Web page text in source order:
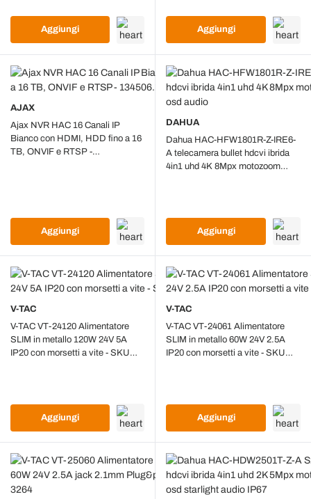
Aggiungi Aggiungi
AJAX
Ajax NVR HAC 16 Canali IP
Bianco con HDMI, HDD fino a 16
TB, ONVIF e RTSP -
Aggiungi
DAHUA
Dahua HAC-HFW1801R-Z-IRE6-
A telecamera bullet hdcvi ibrida
4in1 uhd 4K 8Mpx motozoom
Aggiungi
V-TAC
V-TAC VT-24120 Alimentatore
SLIM in metallo 120W 24V 5A
IP20 con morsetti a vite - SKU
Aggiungi
V-TAC
V-TAC VT-24061 Alimentatore
SLIM in metallo 60W 24V 2.5A
IP20 con morsetti a vite - SKU
Aggiungi